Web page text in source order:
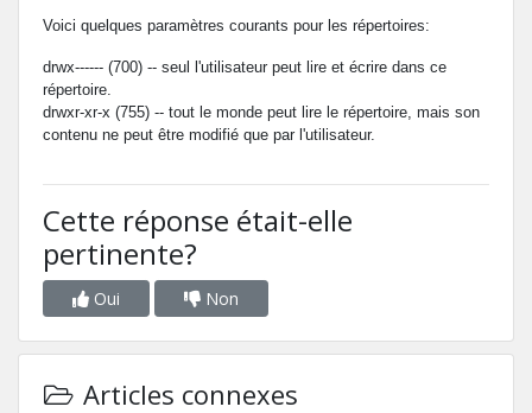
Voici quelques paramètres courants pour les répertoires:
drwx------ (700) -- seul l'utilisateur peut lire et écrire dans ce
répertoire.
drwxr-xr-x (755) -- tout le monde peut lire le répertoire, mais son
contenu ne peut être modifié que par l'utilisateur.
Cette réponse était-elle
pertinente?
Oui Non
Articles connexes